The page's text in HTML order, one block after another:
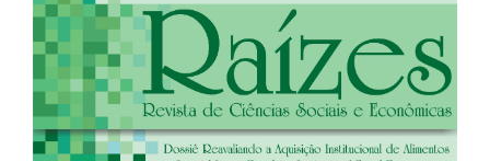
de
artigos